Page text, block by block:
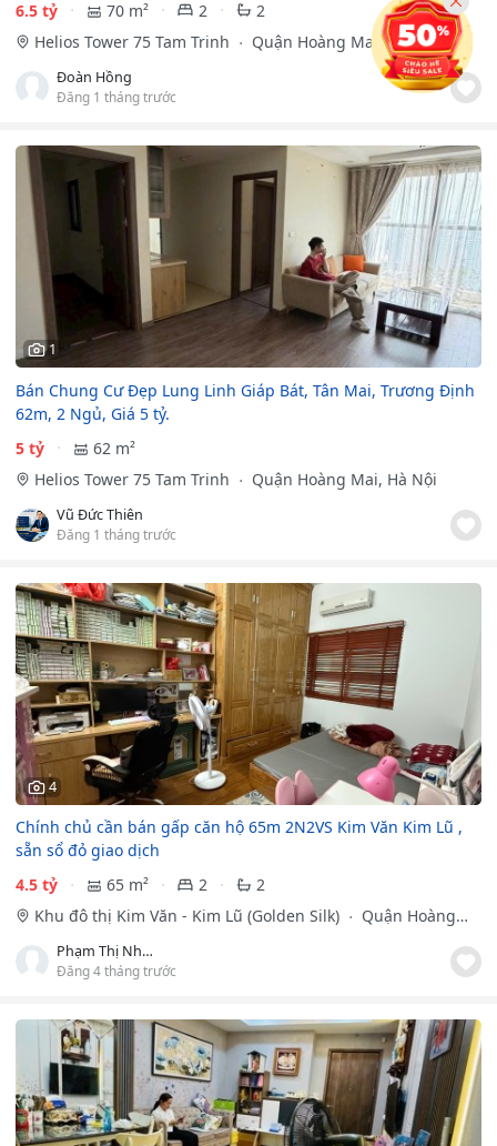
6.5 tỷ
70 m² 2
2
Helios Tower 75 Tam Trinh
Quận Hoàng Mai, Hà Nội
Đoàn Hồng
Đăng 1 tháng trước
1
Bán Chung Cư Đẹp Lung Linh Giáp Bát, Tân Mai, Trương Định
62m, 2 Ngủ, Giá 5 tỷ.
5 tỷ
62 m²
Helios Tower 75 Tam Trinh
Quận Hoàng Mai, Hà Nội
Vũ Đức Thiên
Đăng 1 tháng trước
4
Chính chủ cần bán gấp căn hộ 65m 2N2VS Kim Văn Kim Lũ ,
sẵn sổ đỏ giao dịch
4.5 tỷ
65 m² 2
2
Khu đô thị Kim Văn - Kim Lũ (Golden Silk)
Quận Hoàng
Phạm Thị Nhượng
Đăng 4 tháng trước